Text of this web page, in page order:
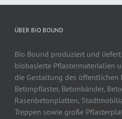
ÜBER BIO BOUND
Bio Bound produziert und
biobasierte Pflastermaterialien
die Gestaltung des öffentlichen
Betonpflaster, Betonbänder,
Rasenbetonplatten,
Treppen sowie große